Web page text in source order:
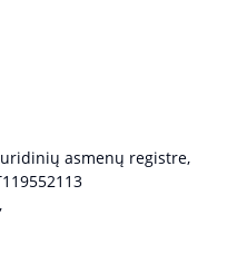
asmenų registre,